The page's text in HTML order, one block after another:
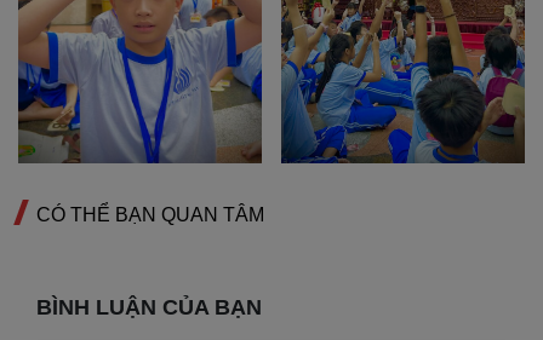
CÓ THỂ BẠN QUAN TÂM
BÌNH LUẬN CỦA BẠN